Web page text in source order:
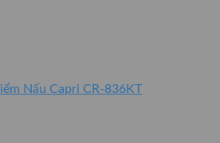
Nấu Capri CR-836KT